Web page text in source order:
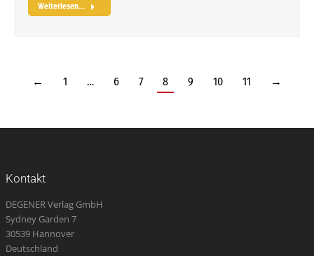
Weiterlesen...
← 1 … 6 7 8 9 10 11 →
Kontakt
DEGENER Verlag GmbH
Sydney Garden 7
30539 Hannover
Deutschland